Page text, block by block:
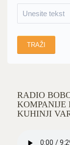
RADIO
KOMPANIJE
KUHINJI